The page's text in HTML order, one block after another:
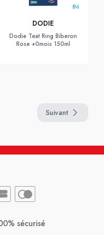
DODIE
Dodie Teat Ring Biberon
Rose +0mois 150ml
Suivant
sécurisé